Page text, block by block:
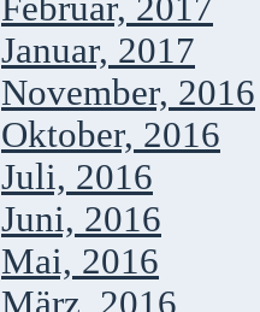
Februar, 2017
Januar, 2017
November, 2016
Oktober, 2016
Juli, 2016
Juni, 2016
Mai, 2016
März, 2016